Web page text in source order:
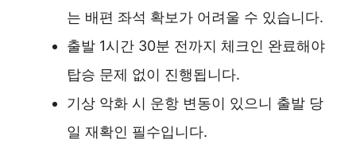
는 배편 좌석 확보가 어려울 수 있습니다.
출발 1시간 30분 전까지 체크인 완료해야
탑승 문제 없이 진행됩니다.
기상 악화 시 운항 변동이 있으니 출발 당
일 재확인 필수입니다.